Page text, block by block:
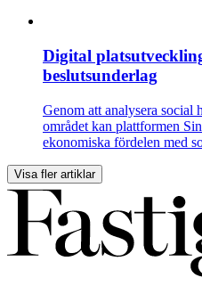
Digital
beslutsunderlag
Genom att analysera social
området kan plattformen
ekonomiska fördelen med
Visa fler artiklar